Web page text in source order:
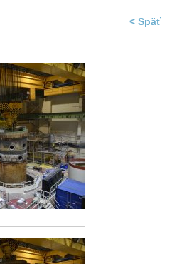
< Späť